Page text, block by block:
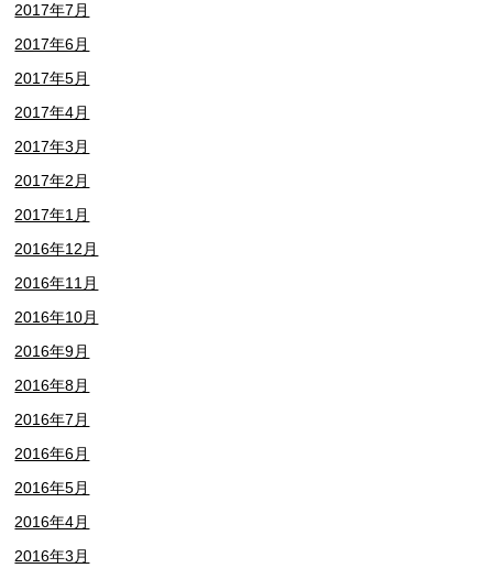
2017年7月
2017年6月
2017年5月
2017年4月
2017年3月
2017年2月
2017年1月
2016年12月
2016年11月
2016年10月
2016年9月
2016年8月
2016年7月
2016年6月
2016年5月
2016年4月
2016年3月